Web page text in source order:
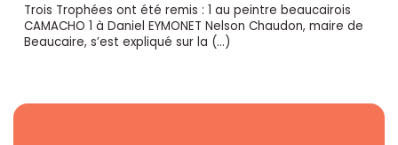
Trois Trophées ont été remis : 1 au peintre beaucairois
CAMACHO 1 à Daniel EYMONET Nelson Chaudon, maire de
Beaucaire, s’est expliqué sur la (…)